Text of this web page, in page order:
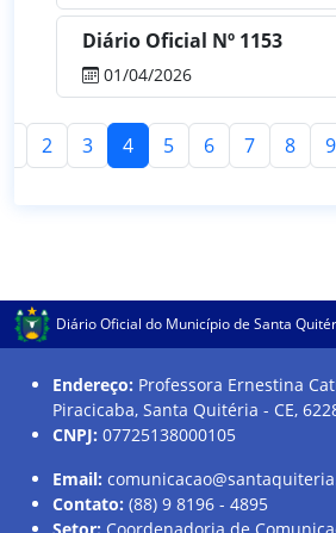
Diário Oficial Nº 1153
01/04/2026
2 3 4 5 6 7 8 9
Diário Oficial do Município de Santa
Endereço: Professora Ernestina
Piracicaba, Santa Quitéria - CE,
CNPJ: 07725138000105
Email:
Contato: (88) 9 8196 - 4895